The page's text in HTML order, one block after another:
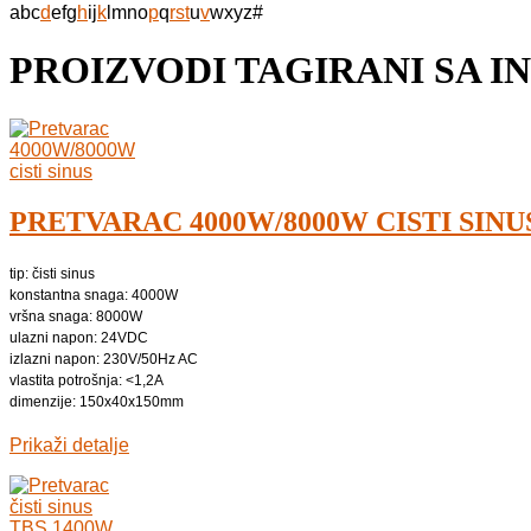
abcdefghijk mnopqrstuvwxyz#
PROIZVODI TAGIRANI SA
PRETVARAC 4000W/8000W CISTI
tip: čisti sinus
konstantna snaga: 4000W
vršna snaga: 8000W
ulazni napon: 24VDC
izlazni napon: 230V/50Hz AC
vlastita potrošnja: <1,2A
dimenzije: 150x40x150mm
Prikaži detalje